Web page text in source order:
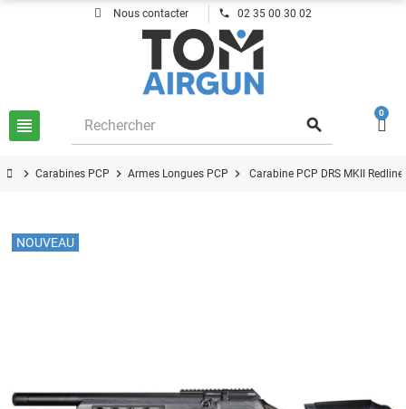
Nous contacter phone 02 35 00 30 02
view_headline search
0
chevron_right Carabines PCP chevron_right Armes Longues PCP chevron_right Carabine PCP DRS MKII
NOUVEAU